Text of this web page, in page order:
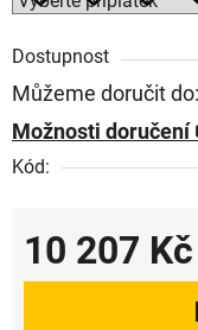
Dostupnost
Můžeme doručit do:
Možnosti doručení
Kód:
10 207 Kč
Měrná cena: